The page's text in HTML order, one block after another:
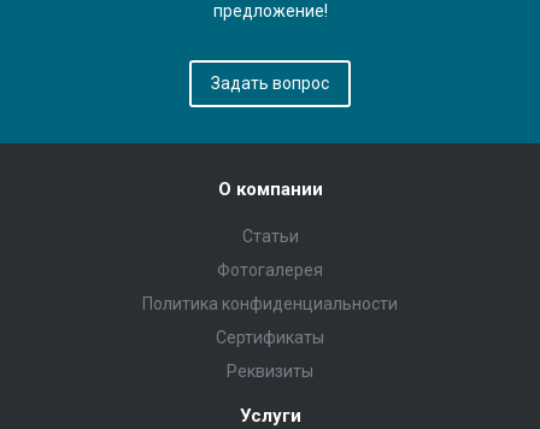
предложение!
Задать вопрос
О компании
Статьи
Фотогалерея
Политика конфиденциальности
Сертификаты
Реквизиты
Услуги